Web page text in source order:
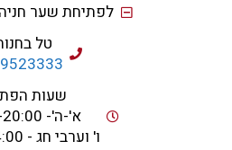
לפתיחת שער חניה
טל
שעות
א'-ה'- 10:00-20:00
ו' וערבי חג - 09:00-14:00